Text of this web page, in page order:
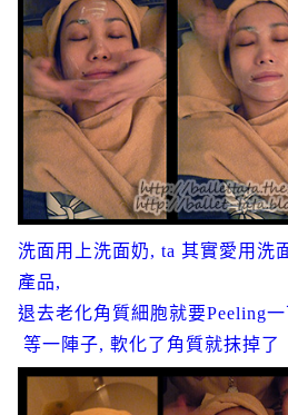
洗面用上洗面奶, ta 其實愛用洗
產品,
退去老化角質細胞就要Peeling
等一陣子, 軟化了角質就抹掉了